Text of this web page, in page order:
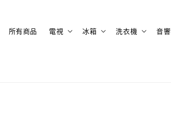
所有商品 電視 冰箱 洗衣機 音響